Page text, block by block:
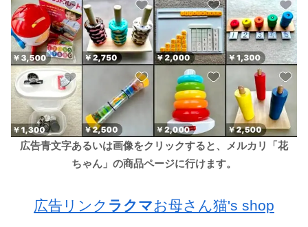
広告青文字あるいは画像をクリックすると、メルカリ「花
ちゃん」の商品ページに行けます。
広告リンク ラクマお母さん猫's shop